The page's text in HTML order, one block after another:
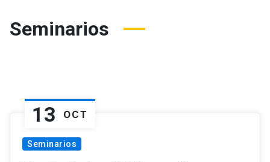
Seminarios
13 OCT
Seminarios